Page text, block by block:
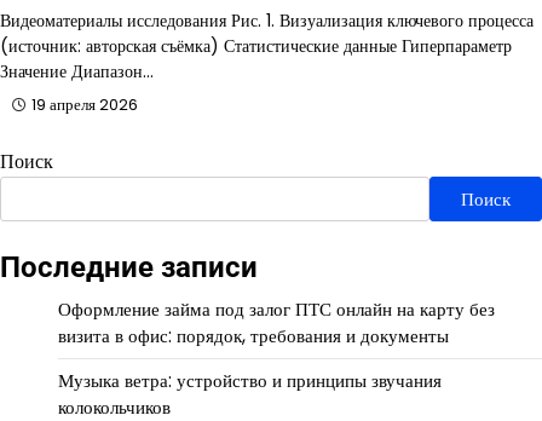
Видеоматериалы исследования Рис. 1. Визуализация ключевого процесса
(источник: авторская съёмка) Статистические данные Гиперпараметр
Значение Диапазон…
19 апреля 2026
Поиск
Поиск
Последние записи
Оформление займа под залог ПТС онлайн на карту без
визита в офис: порядок, требования и документы
Музыка ветра: устройство и принципы звучания
колокольчиков